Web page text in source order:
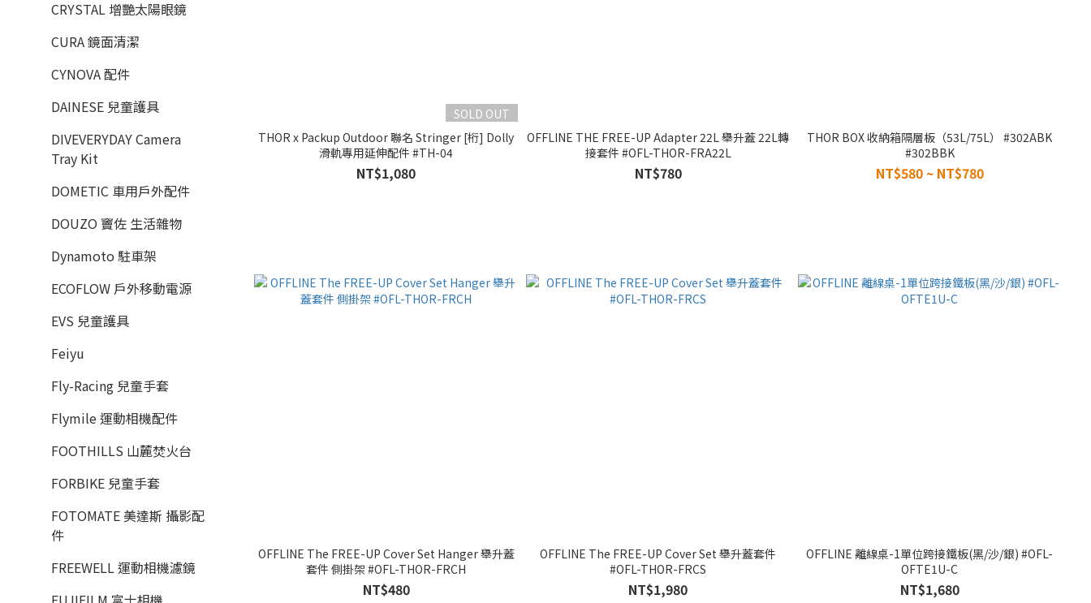
CRYSTAL 增艷太陽眼鏡
CURA 鏡面清潔
CYNOVA 配件
DAINESE 兒童護具
DIVEVERYDAY Camera
Tray Kit
DOMETIC 車用戶外配件
DOUZO 竇佐 生活雜物
Dynamoto 駐車架
ECOFLOW 戶外移動電源
EVS 兒童護具
Feiyu
Fly-Racing 兒童手套
Flymile 運動相機配件
FOOTHILLS 山麓焚火台
FORBIKE 兒童手套
FOTOMATE 美達斯 攝影配
件
FREEWELL 運動相機濾鏡
SOLD OUT
THOR x Packup Outdoor 聯名 Stringer [桁] Dolly
滑軌專用延伸配件 #TH-04
NT$1,080
OFFLINE THE FREE-UP Adapter 22L 舉升蓋 22L轉
接套件 #OFL-THOR-FRA22L
NT$780
THOR BOX 收納箱隔層板（53L/75L） #302ABK
#302BBK
NT$580 ~ NT$780
OFFLINE The FREE-UP Cover Set Hanger 舉升蓋
套件 側掛架 #OFL-THOR-FRCH
NT$480
OFFLINE The FREE-UP Cover Set 舉升蓋套件
#OFL-THOR-FRCS
NT$1,980
OFFLINE 離線桌-1單位跨接鐵板(黑/沙/銀) #OFL-
OFTE1U-C
NT$1,680